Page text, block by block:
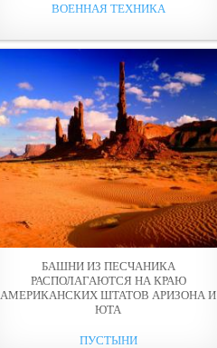
ВОЕННАЯ ТЕХНИКА
БАШНИ ИЗ ПЕСЧАНИКА
РАСПОЛАГАЮТСЯ НА КРАЮ
АМЕРИКАНСКИХ ШТАТОВ АРИЗОНА И
ЮТА
ПУСТЫНИ